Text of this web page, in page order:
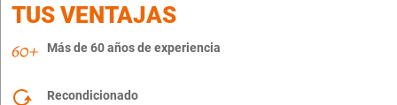
TUS VENTAJAS
Más de 60 años de experiencia
Recondicionado